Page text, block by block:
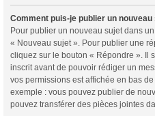
Comment puis-je publier un
Pour publier un nouveau sujet dans
« Nouveau sujet ». Pour publier une
cliquez sur le bouton « Répondre ». Il
inscrit avant de pouvoir rédiger un
vos permissions est affichée en bas
exemple : vous pouvez publier de
pouvez transférer des pièces jointes